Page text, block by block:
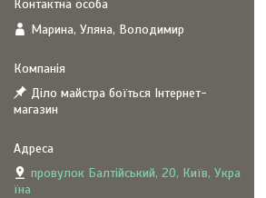
Марина, Уляна, Володимир
Діло майстра боїться Інтернет-
магазин
провулок Балтійський, 20, Київ, Укра
їна